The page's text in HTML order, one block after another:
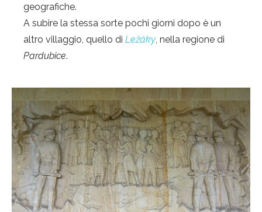
geografiche.
A subire la stessa sorte pochi giorni dopo è un
altro villaggio, quello di Ležáky, nella regione di
Pardubice.